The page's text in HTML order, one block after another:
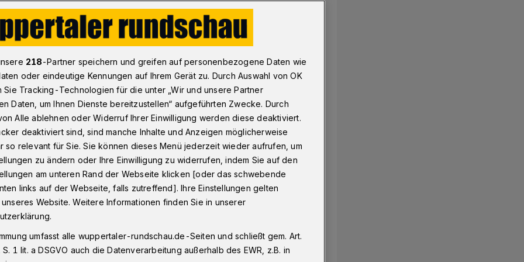
Wuppertaler SV verliert Test in Monheim 0:4
FC Monheim
Auftakt eiskalt
Wuppertaler SV hat den
neuen Trainer Mike Wunderlich
am Freitagabend (9. Januar
1. FC Monheim mit 0:4 (0:2).
218-Partner speichern und greifen auf personenbezogene Daten wie
oder eindeutige Kennungen auf Ihrem Gerät zu. Durch Auswahl von OK
Sie Tracking-Technologien für die unter „Wir und unsere Partner
Daten, um Ihnen Dienste bereitzustellen“ aufgeführten Zwecke. Durch
Alle ablehnen oder Widerruf Ihrer Einwilligung werden diese deaktiviert.
deaktiviert sind, sind manche Inhalte und Anzeigen möglicherweise
so relevant für Sie. Sie können dieses Menü jederzeit wieder aufrufen, um
zu ändern oder Ihre Einwilligung zu widerrufen, indem Sie auf den
am unteren Rand der Webseite klicken [oder das schwebende
links auf der Webseite, falls zutreffend]. Ihre Einstellungen gelten
Website. Weitere Informationen finden Sie in unserer
umfasst alle wuppertaler-rundschau.de-Seiten und schließt gem. Art.
1 lit. a DSGVO auch die Datenverarbeitung außerhalb des EWR, z.B. in